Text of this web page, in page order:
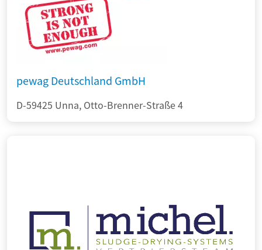
pewag Deutschland GmbH
D-59425 Unna, Otto-Brenner-Straße 4